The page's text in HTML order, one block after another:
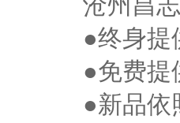
●终身提
●免费提
●新品依